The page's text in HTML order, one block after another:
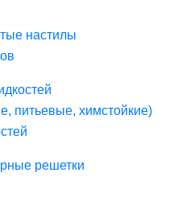
настилы
питьевые, химстойкие)
решетки